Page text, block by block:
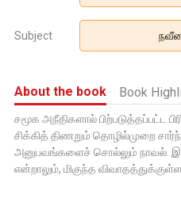
Subject
About the book Book
சமூக அநீதிகளால் பிற்படுத்தப்பட்ட
சிக்கித் திணறும் தொழில்முறை
அனுபவங்களைச் சொல்லும் நாவல்.
என்றாலும், மிகுந்த